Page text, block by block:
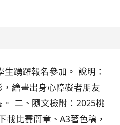
踴躍報名參加。 說明：
繪畫出身心障礙者朋友
二、隨文檢附：2025桃
載比賽簡章、A3著色稿，